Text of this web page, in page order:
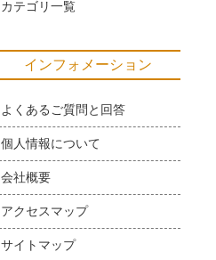
カテゴリ一覧
インフォメーション
よくあるご質問と回答
個人情報について
会社概要
アクセスマップ
サイトマップ